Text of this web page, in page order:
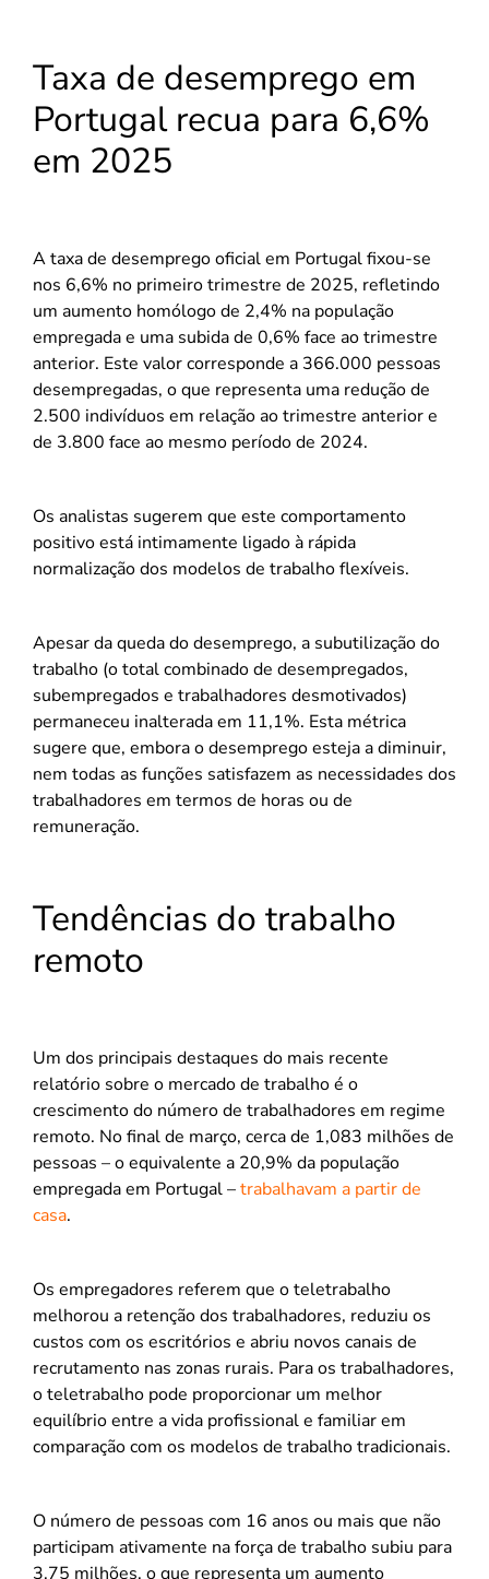
Taxa de desemprego em
Portugal recua para 6,6%
em 2025
A taxa de desemprego oficial em Portugal fixou-se
nos 6,6% no primeiro trimestre de 2025, refletindo
um aumento homólogo de 2,4% na população
empregada e uma subida de 0,6% face ao trimestre
anterior. Este valor corresponde a 366.000 pessoas
desempregadas, o que representa uma redução de
2.500 indivíduos em relação ao trimestre anterior e
de 3.800 face ao mesmo período de 2024.
Os analistas sugerem que este comportamento
positivo está intimamente ligado à rápida
normalização dos modelos de trabalho flexíveis.
Apesar da queda do desemprego, a subutilização do
trabalho (o total combinado de desempregados,
subempregados e trabalhadores desmotivados)
permaneceu inalterada em 11,1%. Esta métrica
sugere que, embora o desemprego esteja a diminuir,
nem todas as funções satisfazem as necessidades dos
trabalhadores em termos de horas ou de
remuneração.
Tendências do trabalho
remoto
Um dos principais destaques do mais recente
relatório sobre o mercado de trabalho é o
crescimento do número de trabalhadores em regime
remoto. No final de março, cerca de 1,083 milhões de
pessoas – o equivalente a 20,9% da população
empregada em Portugal –trabalhavam a partir de
casa.
Os empregadores referem que o teletrabalho
melhorou a retenção dos trabalhadores, reduziu os
custos com os escritórios e abriu novos canais de
recrutamento nas zonas rurais. Para os trabalhadores,
o teletrabalho pode proporcionar um melhor
equilíbrio entre a vida profissional e familiar em
comparação com os modelos de trabalho tradicionais.
O número de pessoas com 16 anos ou mais que não
participam ativamente na força de trabalho subiu para
3,75 milhões, o que representa um aumento